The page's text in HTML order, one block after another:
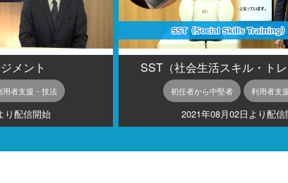
メント
用者支援・技法
り配信開始
SST（社会生活スキル・ト
初任者から中堅者 利用者支
2021年08月02日より配信